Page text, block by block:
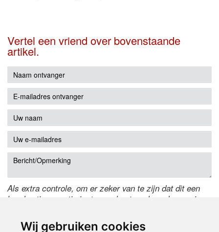
Wij gebruiken cookies
Vertel een vriend over bovenstaande
artikel.
Als extra controle, om er zeker van te zijn dat dit een
handmatige reactie is, typ onderstaande code over in
de code te wijzigen.